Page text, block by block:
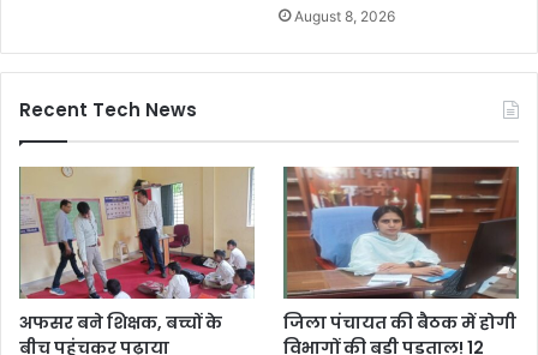
August 8, 2026
Recent Tech News
अफसर बने शिक्षक, बच्चों के
बीच पहुंचकर पढ़ाया
जिला पंचायत की बैठक में होगी
विभागों की बड़ी पड़ताल! 12